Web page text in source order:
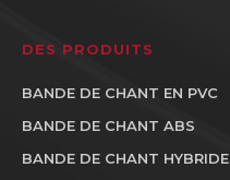
DES PRODUITS
BANDE DE CHANT EN PVC
BANDE DE CHANT ABS
BANDE DE CHANT HYBRIDE